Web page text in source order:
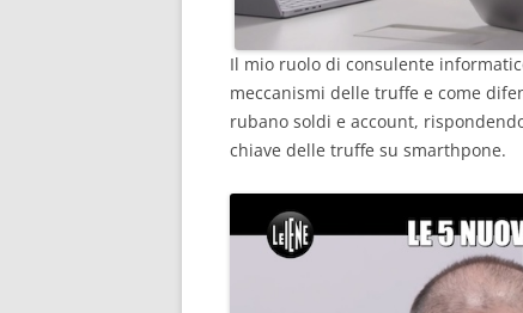
Il mio ruolo di consulente
meccanismi delle truffe e come
rubano soldi e account,
chiave delle truffe su smarthpone.